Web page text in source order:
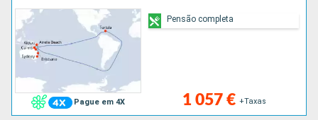
Pague em 4X 1 057 € +Taxas
Pensão completa